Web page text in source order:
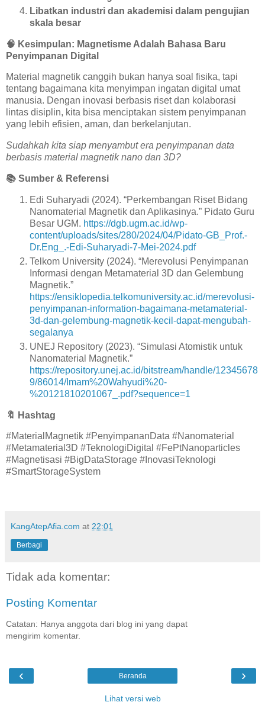
Libatkan industri dan akademisi dalam pengujian
skala besar
🧠 Kesimpulan: Magnetisme Adalah Bahasa Baru
Penyimpanan Digital
Material magnetik canggih bukan hanya soal fisika, tapi
tentang bagaimana kita menyimpan ingatan digital umat
manusia. Dengan inovasi berbasis riset dan kolaborasi
lintas disiplin, kita bisa menciptakan sistem penyimpanan
yang lebih efisien, aman, dan berkelanjutan.
Sudahkah kita siap menyambut era penyimpanan data
berbasis material magnetik nano dan 3D?
📚 Sumber & Referensi
Edi Suharyadi (2024). “Perkembangan Riset Bidang
Nanomaterial Magnetik dan Aplikasinya.” Pidato Guru
Besar UGM. https://dgb.ugm.ac.id/wp-
content/uploads/sites/280/2024/04/Pidato-GB_Prof.-
Dr.Eng_.-Edi-Suharyadi-7-Mei-2024.pdf
Telkom University (2024). “Merevolusi Penyimpanan
Informasi dengan Metamaterial 3D dan Gelembung
Magnetik.”
https://ensiklopedia.telkomuniversity.ac.id/merevolusi-
penyimpanan-information-bagaimana-metamaterial-
3d-dan-gelembung-magnetik-kecil-dapat-mengubah-
segalanya
UNEJ Repository (2023). “Simulasi Atomistik untuk
Nanomaterial Magnetik.”
https://repository.unej.ac.id/bitstream/handle/12345678
9/86014/Imam%20Wahyudi%20-
%20121810201067_.pdf?sequence=1
🔖 Hashtag
#MaterialMagnetik #PenyimpananData #Nanomaterial
#Metamaterial3D #TeknologiDigital #FePtNanoparticles
#Magnetisasi #BigDataStorage #InovasiTeknologi
#SmartStorageSystem
KangAtepAfia.com at 22:01
Berbagi
Tidak ada komentar:
Posting Komentar
Catatan: Hanya anggota dari blog ini yang dapat
mengirim komentar.
‹ ›
Beranda
Lihat versi web